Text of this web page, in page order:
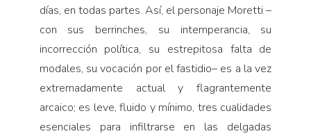
días, en todas partes. Así, el personaje Moretti –
con sus berrinches, su intemperancia, su
incorrección política, su estrepitosa falta de
modales, su vocación por el fastidio– es a la vez
extremadamente actual y flagrantemente
arcaico; es leve, fluido y mínimo, tres cualidades
esenciales para infiltrarse en las delgadas